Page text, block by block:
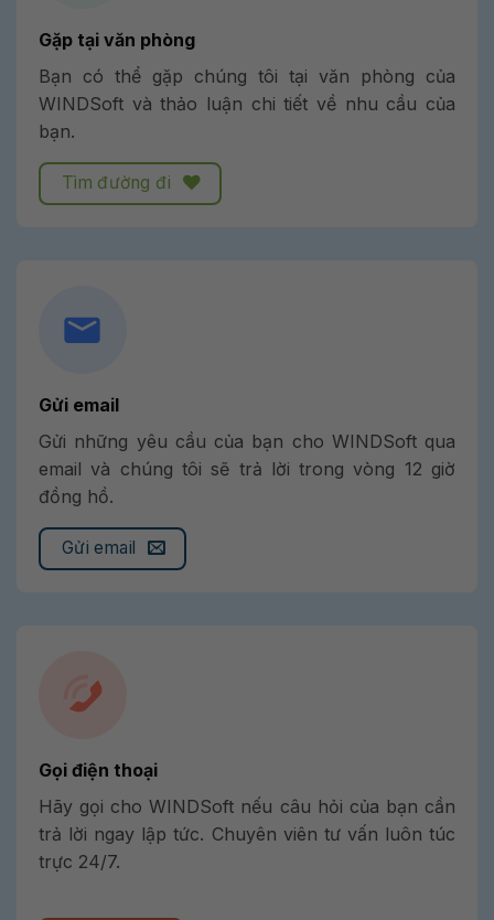
Gặp tại văn phòng
Bạn có thể gặp chúng tôi tại văn phòng của
WINDSoft và thảo luận chi tiết về nhu cầu của
bạn.
Tìm đường đi
Gửi email
Gửi những yêu cầu của bạn cho WINDSoft qua
email và chúng tôi sẽ trả lời trong vòng 12 giờ
đồng hồ.
Gửi email
Gọi điện thoại
Hãy gọi cho WINDSoft nếu câu hỏi của bạn cần
trả lời ngay lập tức. Chuyên viên tư vấn luôn túc
trực 24/7.